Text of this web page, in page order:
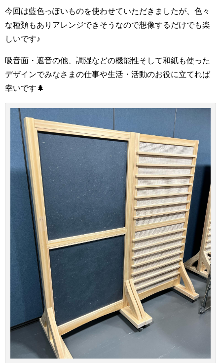
今回は藍色っぽいものを使わせていただきましたが、色々
な種類もありアレンジできそうなので想像するだけでも楽
しいです♪
吸音面・遮音の他、調湿などの機能性そして和紙も使った
デザインでみなさまの仕事や生活・活動のお役に立てれば
幸いです🌲